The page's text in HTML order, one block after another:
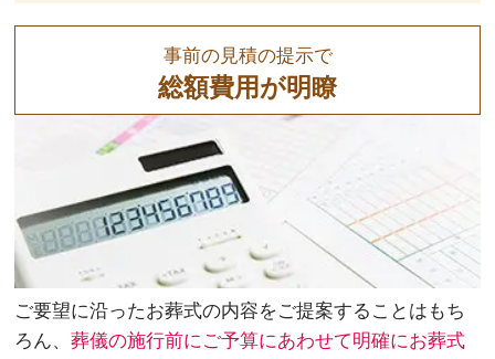
事前の見積の提示で
総額費用が明瞭
ご要望に沿ったお葬式の内容をご提案することはもち
ろん、葬儀の施行前にご予算にあわせて明確にお葬式